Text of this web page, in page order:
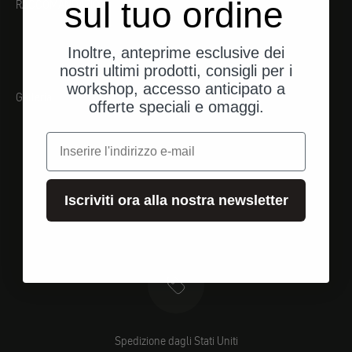
RACCOMANDAZIONI
Galleria
Spedizione dagli Stati Uniti
sul tuo ordine
Inoltre, anteprime esclusive dei
nostri ultimi prodotti, consigli per i
workshop, accesso anticipato a
offerte speciali e omaggi.
e-mail
Iscriviti ora alla nostra newsletter